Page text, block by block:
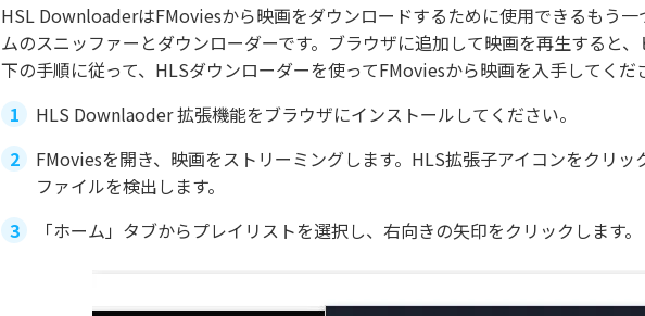
HSL DownloaderはFMoviesから映画をダウンロードするために使用できるもう
ムのスニッファーとダウンローダーです。ブラウザに追加して映画を再生すると
下の手順に従って、HLSダウンローダーを使ってFMoviesから映画を入手してくだ
HLS Downlaoder 拡張機能をブラウザにインストールしてください。
FMoviesを開き、映画をストリーミングします。HLS拡張子アイコンをクリ
ファイルを検出します。
「ホーム」タブからプレイリストを選択し、右向きの矢印をクリックします。